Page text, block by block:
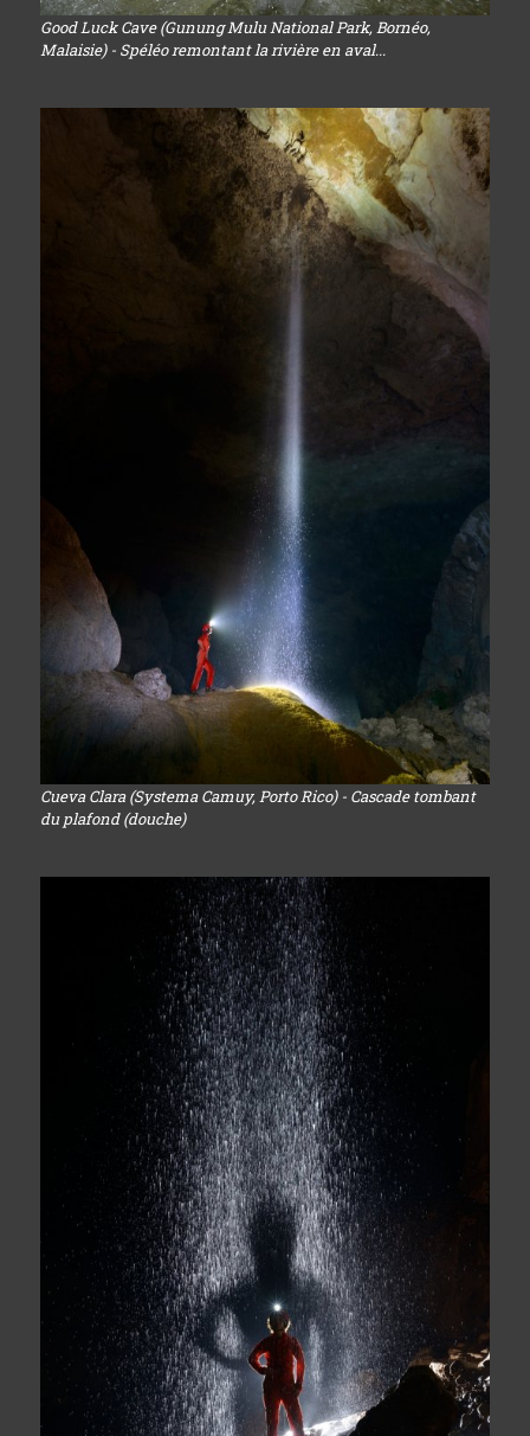
Good Luck Cave (Gunung Mulu National Park, Bornéo,
Malaisie) - Spéléo remontant la rivière en aval...
Cueva Clara (Systema Camuy, Porto Rico) - Cascade tombant
du plafond (douche)